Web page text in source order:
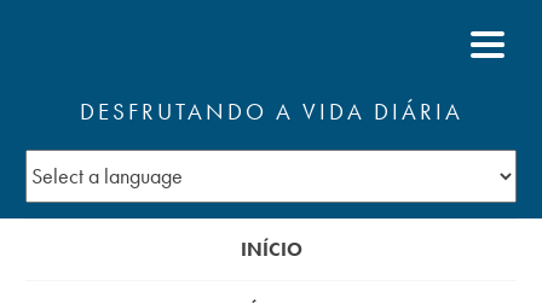
DESFRUTANDO A VIDA DIÁRIA
INÍCIO